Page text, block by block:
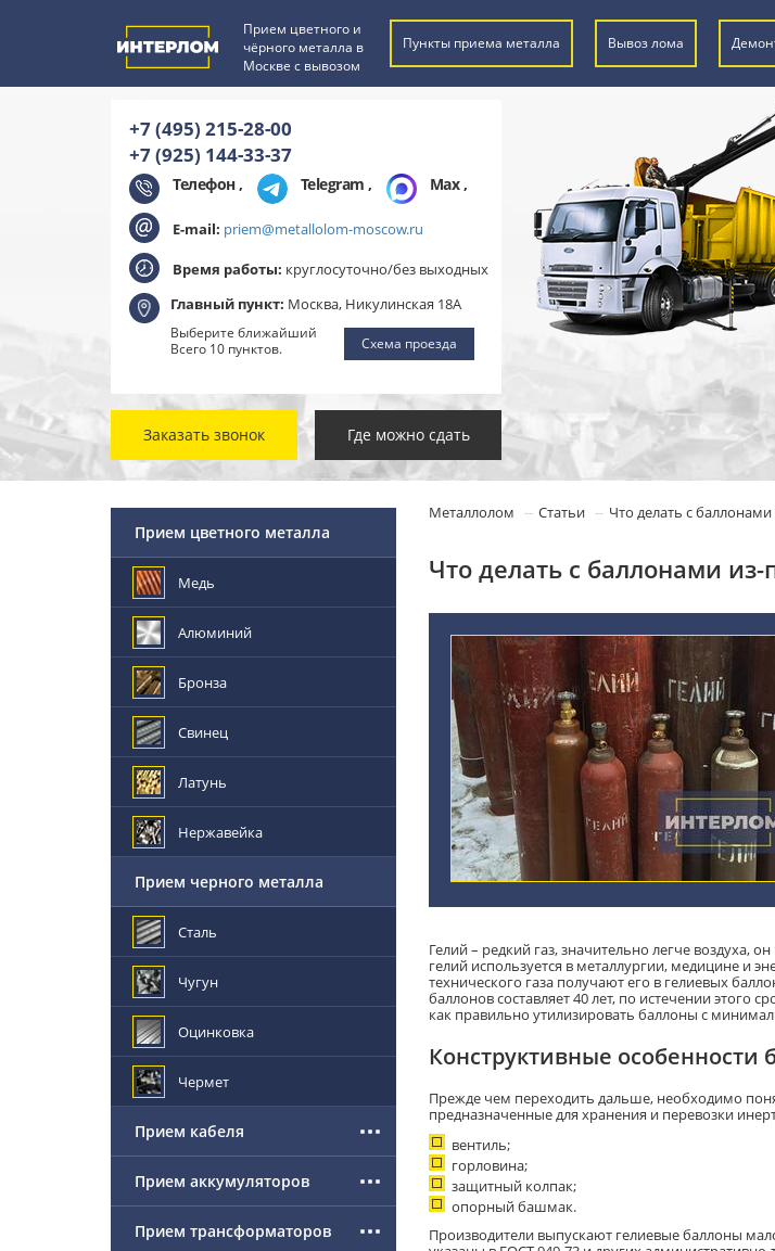
Прием цветного и
чёрного металла в
Москве с вывозом
Пункты приема металла Вывоз лома
+7 (495) 215-28-00
+7 (925) 144-33-37
Телефон , Telegram , Max,
E-mail: priem@metallolom-moscow.ru
Время работы: круглосуточно/без выходных
Главный пункт: Москва, Никулинская 18А
Выберите ближайший
Всего 10 пунктов.
Схема проезда
Заказать звонок Где можно сдать
Металлолом Статьи Что делать с
Что делать с баллонами
Гелий – редкий газ, значительно легче воздуха,
гелий используется в металлургии, медицине и
технического газа получают его в гелиевых
баллонов составляет 40 лет, по истечении этого
как правильно утилизировать баллоны с
Конструктивные особенности
Прежде чем переходить дальше, необходимо
предназначенные для хранения и перевозки
вентиль;
горловина;
защитный колпак;
опорный башмак.
Производители выпускают гелиевые баллоны
Прием цветного металла
Медь
Алюминий
Бронза
Свинец
Латунь
Нержавейка
Прием черного металла
Сталь
Чугун
Оцинковка
Чермет
Прием кабеля
Прием аккумуляторов
Прием трансформаторов